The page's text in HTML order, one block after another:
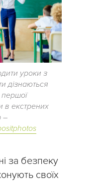
уроки з
дізнаються
в екстрених
–
за безпеку
своїх